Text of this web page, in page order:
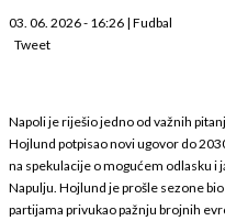
03. 06. 2026 - 16:26 | Fudbal
Tweet
Napoli je riješio jedno od važnih
Hojlund potpisao novi ugovor do
na spekulacije o mogućem odlasku i
Napulju. Hojlund je prošle sezone
partijama privukao pažnju brojnih